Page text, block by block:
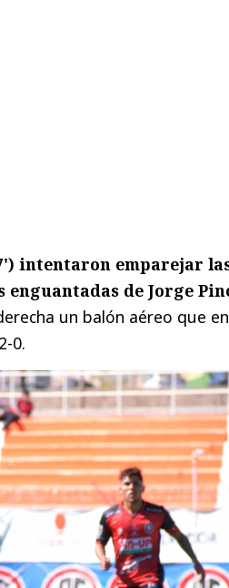
intentaron emparejar
de Jorge
un balón aéreo que
0.